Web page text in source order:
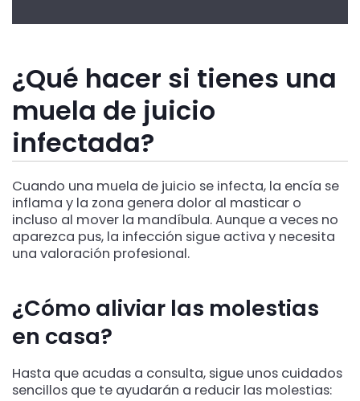
¿Qué hacer si tienes una
muela de juicio
infectada?
Cuando una muela de juicio se infecta, la encía se
inflama y la zona genera dolor al masticar o
incluso al mover la mandíbula. Aunque a veces no
aparezca pus, la infección sigue activa y necesita
una valoración profesional.
¿Cómo aliviar las molestias
en casa?
Hasta que acudas a consulta, sigue unos cuidados
sencillos que te ayudarán a reducir las molestias: